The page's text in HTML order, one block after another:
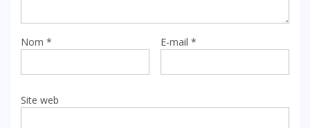
Nom * E-mail *
Site web